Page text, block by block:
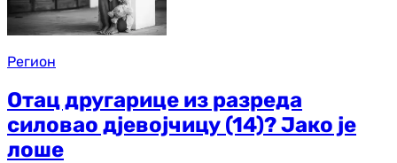
Регион
Отац другарице из разреда
силовао дјевојчицу (14)? Јако је
лоше